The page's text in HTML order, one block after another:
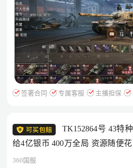
签署合同 专属客服 主播担保
TK152864号 43特种 全
给4亿银币 400万全局 资源随便花 -7已拿 圣诞氪满 秃酋
带3d 带白云 279等全部肝出来了 44九金 自强 四叶草等都
360国服